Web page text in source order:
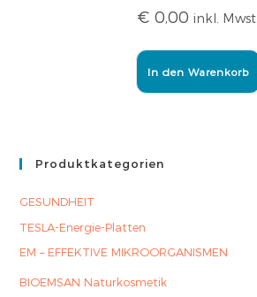
€ 0,00 inkl. Mwst.
In den Warenkorb
Produktkategorien
GESUNDHEIT
TESLA-Energie-Platten
EM – EFFEKTIVE MIKROORGANISMEN
BIOEMSAN Naturkosmetik